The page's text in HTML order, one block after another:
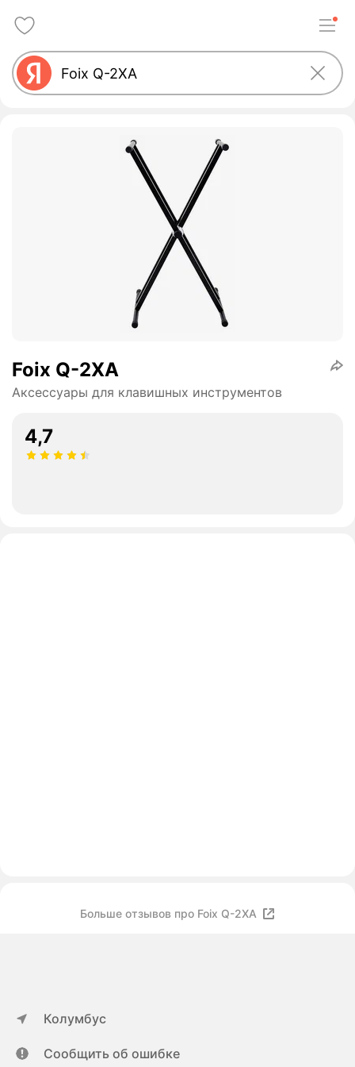
Foix Q-2XA
Аксессуары для клавишных инструментов
4,7
Больше отзывов про Foix Q-2XA
Колумбус
Сообщить об ошибке